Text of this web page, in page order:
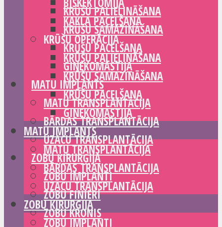
KRŪŠU PALIELINĀŠANA
KRŪŠU SAMAZINĀŠANA
KRŪŠU PACELŠANA
GINEKOMASTIJA
MATU IMPLANTS
MATU TRANSPLANTĀCIJA
BĀRDAS TRANSPLANTĀCIJA
UZACU TRANSPLANTĀCIJA
ZOBU ĶIRURĢIJA
ZOBU IMPLANTI
ZOBU FINIERI
ZOBU KRONIS
KAKLA PACELŠANA
KRŪŠU OPERĀCIJA
KRŪŠU PALIELINĀŠANA
KRŪŠU SAMAZINĀŠANA
KRŪŠU PACELŠANA
GINEKOMASTIJA
MATU IMPLANTS
MATU TRANSPLANTĀCIJA
BĀRDAS TRANSPLANTĀCIJA
UZACU TRANSPLANTĀCIJA
ZOBU ĶIRURĢIJA
ZOBU IMPLANTI